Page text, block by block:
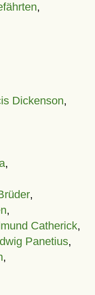
,
Dickenson,
,
,
,
Catherick,
Panetius,
,